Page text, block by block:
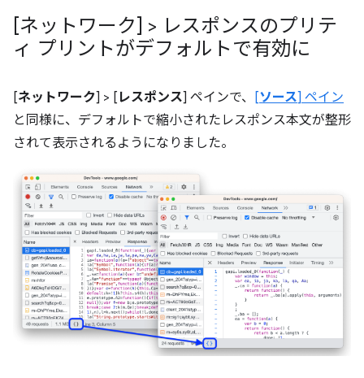
[ネットワーク] > レスポンスのプリテ
ィ プリントがデフォルトで有効に
[ネットワーク] > [ レスポンス] ペインで、 [ソース] ペイン
と同様に、デフォルトで縮小されたレスポンス本文が整形
されて表示されるようになりました。